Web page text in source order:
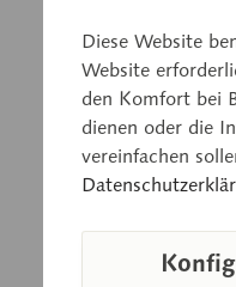
Diese Website
Website
den Komfort bei
dienen oder die
vereinfachen